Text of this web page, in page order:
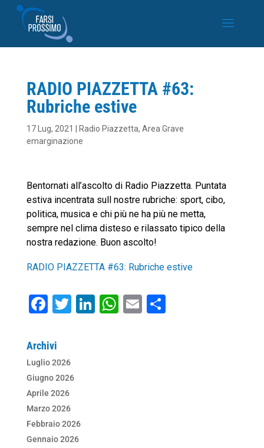
RADIO PIAZZETTA #63:
Rubriche estive
17 Lug, 2021 Radio Piazzetta, Area Grave
emarginazione
Bentornati all’ascolto di Radio Piazzetta. Puntata
estiva incentrata sull nostre rubriche: sport, cibo,
politica, musica e chi più ne ha più ne metta,
sempre nel clima disteso e rilassato tipico della
nostra redazione. Buon ascolto!
RADIO PIAZZETTA #63: Rubriche estive
F
c
e
b
o
o
k
T Li W E C
Archivi
Luglio 2026
Giugno 2026
Aprile 2026
Marzo 2026
Febbraio 2026
Gennaio 2026